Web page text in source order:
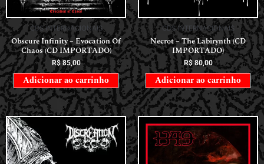
CDS INTERNACIONAIS
Obscure Infinity – Evocation Of
Chaos (CD IMPORTADO)
R$85,00
Adicionar ao carrinho
CDS INTERNACIONAIS
Necrot – The Labirynth (CD
IMPORTADO)
R$80,00
Adicionar ao carrinho